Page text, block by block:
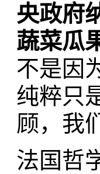
央政府
蔬菜瓜
不是因
纯粹只
顾，我
法国哲